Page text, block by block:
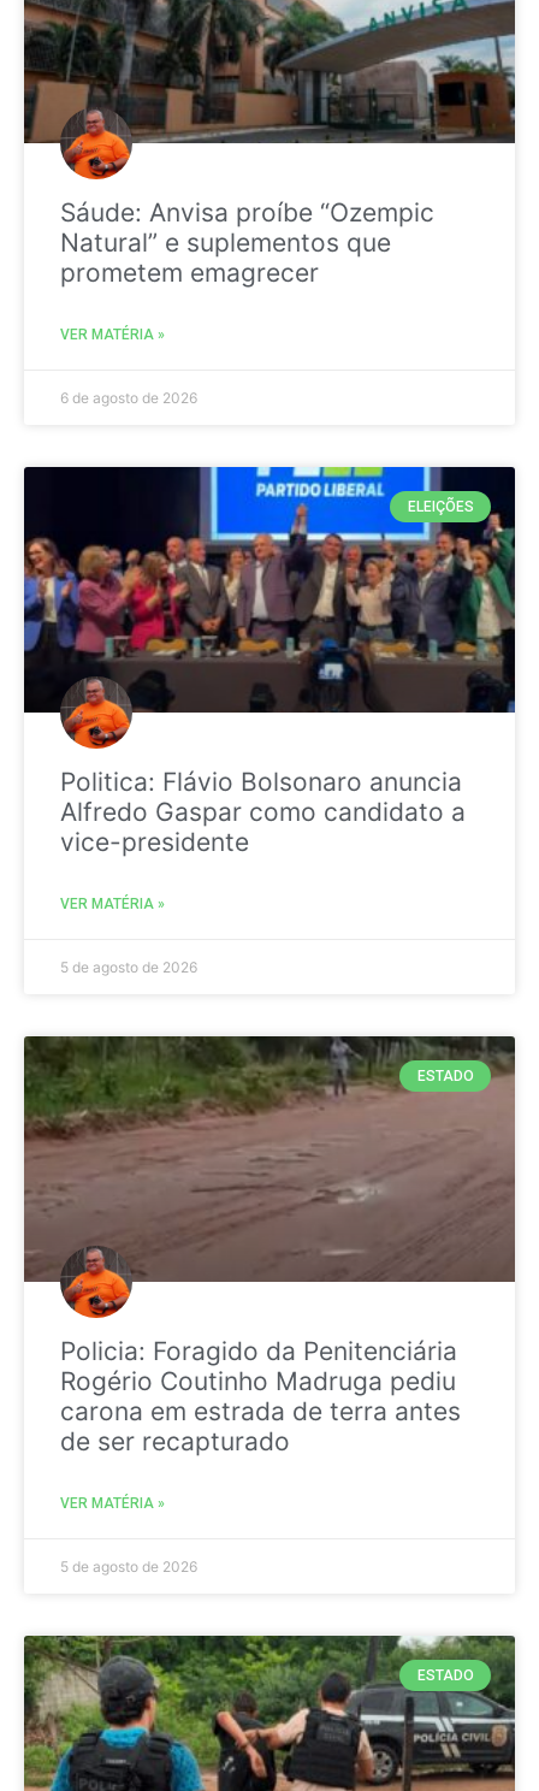
Sáude: Anvisa proíbe “Ozempic
Natural” e suplementos que
prometem emagrecer
VER MATÉRIA »
6 de agosto de 2026
ELEIÇÕES
Politica: Flávio Bolsonaro anuncia
Alfredo Gaspar como candidato a
vice-presidente
VER MATÉRIA »
5 de agosto de 2026
ESTADO
Policia: Foragido da Penitenciária
Rogério Coutinho Madruga pediu
carona em estrada de terra antes
de ser recapturado
VER MATÉRIA »
5 de agosto de 2026
ESTADO